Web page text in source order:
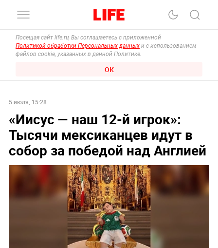
Посещая сайт life.ru, Вы соглашаетесь с приложенной
Политикой обработки Персональных данных и с использованием
файлов cookie, указанных в данной Политике.
ОК
5 июля, 15:28
«Иисус — наш 12-й игрок»:
Тысячи мексиканцев идут в
собор за победой над Англией